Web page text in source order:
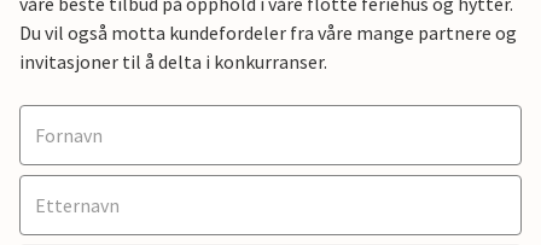
Du vil også motta kundefordeler fra våre mange partnere og
invitasjoner til å delta i konkurranser.